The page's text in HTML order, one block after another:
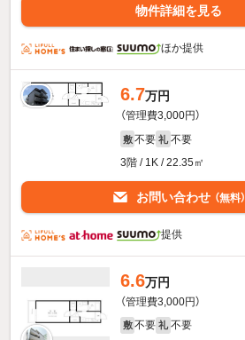
物件詳細を見る
ほか提供
6.7万円
（管理費3,000円）
敷 不要 礼 不要
3階 / 1K / 22.35㎡
お問い合わせ （無料）
提供
6.6万円
（管理費3,000円）
敷 不要 礼 不要